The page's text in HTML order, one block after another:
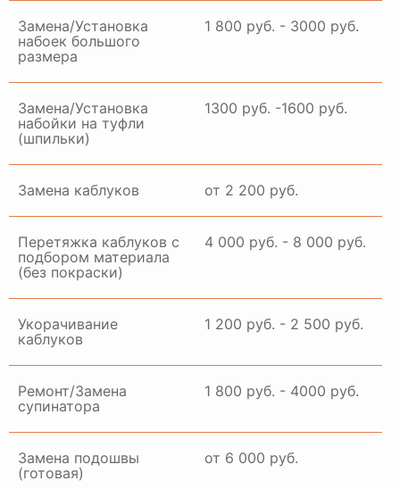
Замена/Установка
набоек большого
размера
1 800 руб. - 3000 руб.
Замена/Установка
набойки на туфли
(шпильки)
1300 руб. -1600 руб.
Замена каблуков от 2 200 руб.
Перетяжка каблуков с
подбором материала
(без покраски)
4 000 руб. - 8 000 руб.
Укорачивание
каблуков
1 200 руб. - 2 500 руб.
Ремонт/Замена
супинатора
1 800 руб. - 4000 руб.
Замена подошвы
(готовая)
от 6 000 руб.